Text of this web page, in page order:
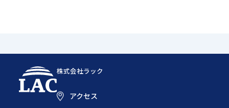
株式会社ラック
アクセス